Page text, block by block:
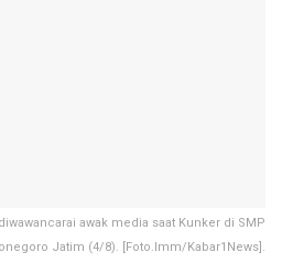
awak media saat Kunker di SMP
Jatim (4/8). [Foto.Imm/Kabar1News].